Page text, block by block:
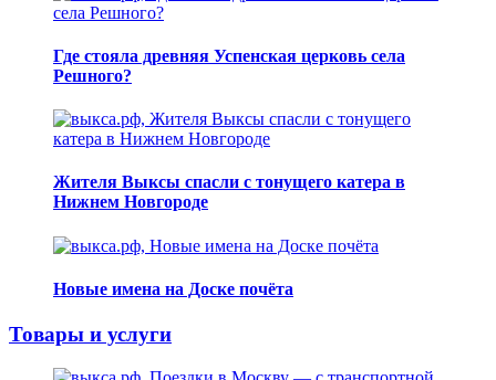
Где стояла древняя Успенская церковь села
Решного?
Жителя Выксы спасли с тонущего катера в
Нижнем Новгороде
Новые имена на Доске почёта
Товары и услуги